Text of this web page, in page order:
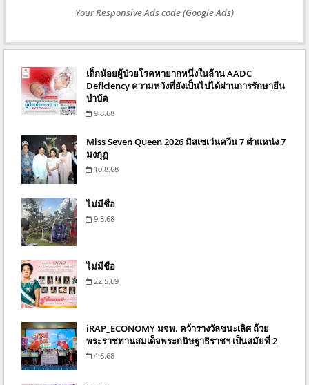
Your Responsive Ads code (Google Ads)
เด็กน้อยผู้ป่วยโรคหายากหนึ่งในล้าน AADC
Deficiency ความหวังที่ยังเป็นไปได้ผ่านการรักษายีน
บำบัด
9.8.68
Miss Seven Queen 2026 มิสเซเว่นควีน 7 ตำแหน่ง 7
มงกุฏ
10.8.68
ไม่มีชื่อ
9.8.68
ไม่มีชื่อ
22.5.69
iRAP_ECONOMY มจพ. คว้ารางวัลชนะเลิศ ถ้วย
พระราชทานสมเด็จพระกนิษฐาธิราชฯ เป็นสมัยที่ 2
4.6.68